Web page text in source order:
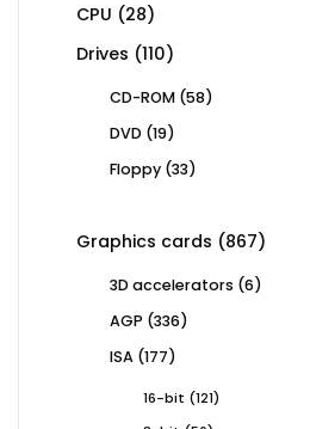
CPU 2828
products
Drives 110110
CD-ROM 5858
DVD 1919
Floppy 3333
Graphics cards 867867
3D accelerators 66
AGP 336336
ISA 177177
16-bit 121121